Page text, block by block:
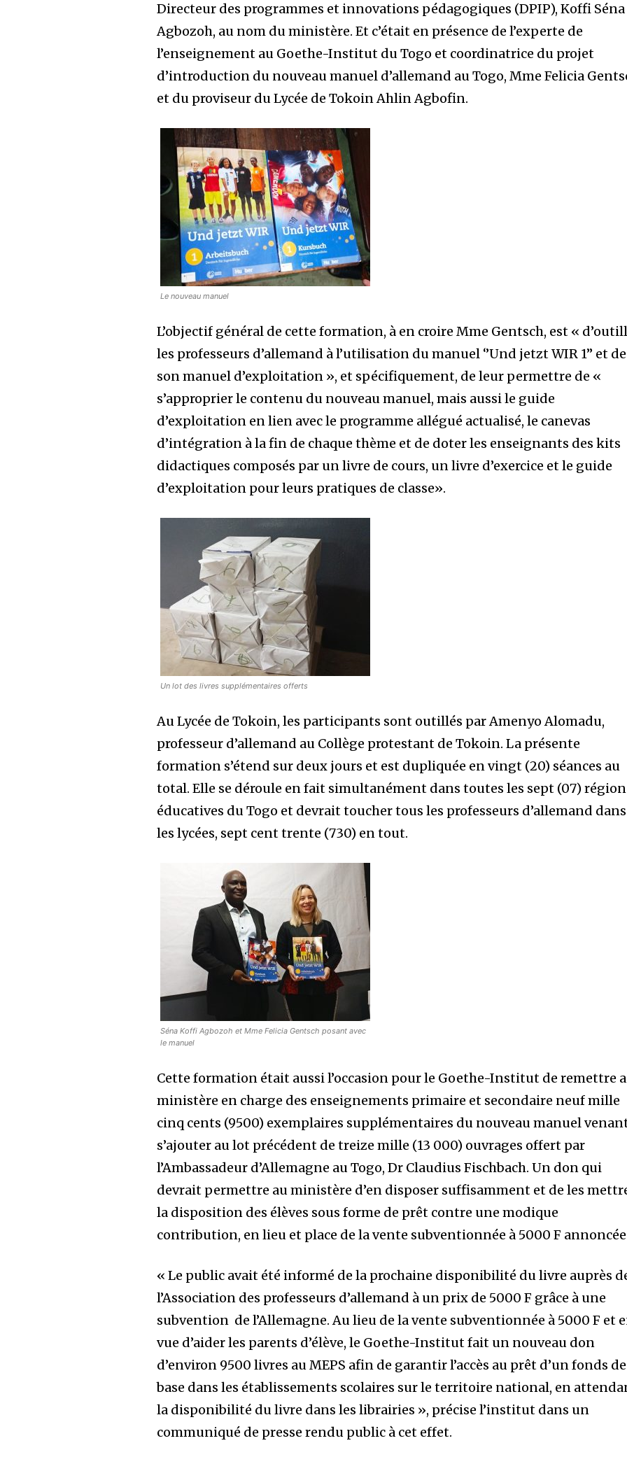
Directeur des programmes et innovations pédagogiques (DPIP), Koffi Séna
Agbozoh, au nom du ministère. Et c’était en présence de l’experte de
l’enseignement au Goethe-Institut du Togo et coordinatrice du projet
d’introduction du nouveau manuel d’allemand au Togo, Mme Felicia
et du proviseur du Lycée de Tokoin Ahlin Agbofin.
Le nouveau manuel
L’objectif général de cette formation, à en croire Mme Gentsch, est «
les professeurs d’allemand à l’utilisation du manuel ‘’Und jetzt WIR 1’’ et de
son manuel d’exploitation », et spécifiquement, de leur permettre de «
s’approprier le contenu du nouveau manuel, mais aussi le guide
d’exploitation en lien avec le programme allégué actualisé, le canevas
d’intégration à la fin de chaque thème et de doter les enseignants des kits
didactiques composés par un livre de cours, un livre d’exercice et le guide
d’exploitation pour leurs pratiques de classe».
Un lot des livres supplémentaires offerts
Au Lycée de Tokoin, les participants sont outillés par Amenyo Alomadu,
professeur d’allemand au Collège protestant de Tokoin. La présente
formation s’étend sur deux jours et est dupliquée en vingt (20) séances au
total. Elle se déroule en fait simultanément dans toutes les sept (07)
éducatives du Togo et devrait toucher tous les professeurs d’allemand dans
les lycées, sept cent trente (730) en tout.
Séna Koffi Agbozoh et Mme Felicia Gentsch posant avec
le manuel
Cette formation était aussi l’occasion pour le Goethe-Institut de remettre
ministère en charge des enseignements primaire et secondaire neuf mille
cinq cents (9500) exemplaires supplémentaires du nouveau manuel
s’ajouter au lot précédent de treize mille (13 000) ouvrages offert par
l’Ambassadeur d’Allemagne au Togo, Dr Claudius Fischbach. Un don qui
devrait permettre au ministère d’en disposer suffisamment et de les
la disposition des élèves sous forme de prêt contre une modique
contribution, en lieu et place de la vente subventionnée à 5000 F
« Le public avait été informé de la prochaine disponibilité du livre auprès
l’Association des professeurs d’allemand à un prix de 5000 F grâce à une
subvention de l’Allemagne. Au lieu de la vente subventionnée à 5000 F et
vue d’aider les parents d’élève, le Goethe-Institut fait un nouveau don
d’environ 9500 livres au MEPS afin de garantir l’accès au prêt d’un fonds de
base dans les établissements scolaires sur le territoire national, en
la disponibilité du livre dans les librairies », précise l’institut dans un
communiqué de presse rendu public à cet effet.